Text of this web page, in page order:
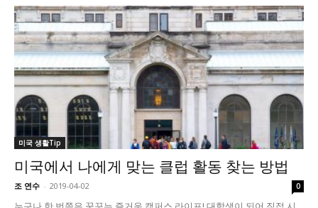
미국 생활Tip
미국에서 나에게 맞는 클럽 활동 찾는 방법
조 연수 - 2019-04-02 0